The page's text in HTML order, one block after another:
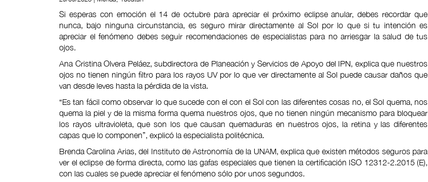
Si esperas con emoción el 14 de octubre para apreciar el próximo eclipse anular, debes recordar que
nunca, bajo ninguna circunstancia, es seguro mirar directamente al Sol por lo que si tu intención es
apreciar el fenómeno debes seguir recomendaciones de especialistas para no arriesgar la salud de tus
ojos.
Ana Cristina Olvera Peláez, subdirectora de Planeación y Servicios de Apoyo del IPN, explica que nuestros
ojos no tienen ningún filtro para los rayos UV por lo que ver directamente al Sol puede causar daños que
van desde leves hasta la pérdida de la vista.
“Es tan fácil como observar lo que sucede con el con el Sol con las diferentes cosas no, el Sol quema, nos
quema la piel y de la misma forma quema nuestros ojos, que no tienen ningún mecanismo para bloquear
los rayos ultravioleta, que son los que causan quemaduras en nuestros ojos, la retina y las diferentes
capas que lo componen”, explicó la especialista politécnica.
Brenda Carolina Arias, del Instituto de Astronomía de la UNAM, explica que existen métodos seguros para
ver el eclipse de forma directa, como las gafas especiales que tienen la certificación ISO 12312-2.2015 (E),
con las cuales se puede apreciar el fenómeno sólo por unos segundos.